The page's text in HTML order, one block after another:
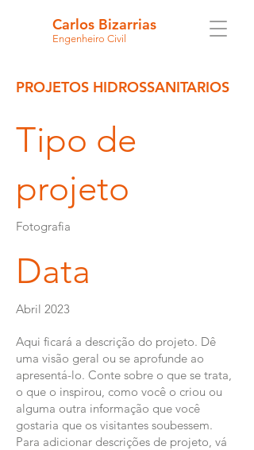
Carlos Bizarrias
Engenheiro Civil
PROJETOS HIDROSSANITARIOS
Tipo de
projeto
Fotografia
Data
Abril 2023
Aqui ficará a descrição do projeto. Dê
uma visão geral ou se aprofunde ao
apresentá-lo. Conte sobre o que se trata,
o que o inspirou, como você o criou ou
alguma outra informação que você
gostaria que os visitantes soubessem.
Para adicionar descrições de projeto, vá